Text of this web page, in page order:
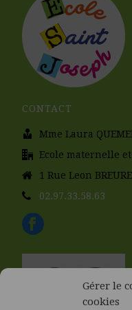
Gérer le
cookies
CONTACT
Mme Laura
Ecole maternelle et
1 Rue Leon
02.97.33.58.63